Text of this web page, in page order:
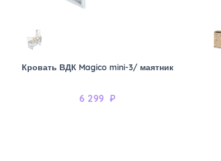
Кровать ВДК Magico mini-3/ маятник
6 299 ₽